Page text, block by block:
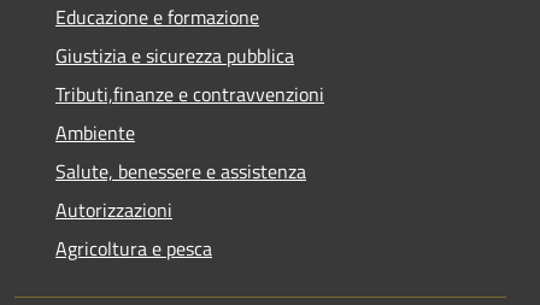
Educazione e formazione
Giustizia e sicurezza pubblica
Tributi,finanze e contravvenzioni
Ambiente
Salute, benessere e assistenza
Autorizzazioni
Agricoltura e pesca